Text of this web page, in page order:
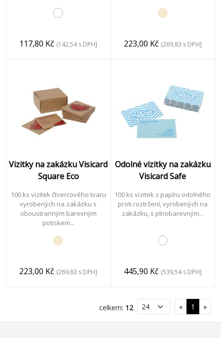
117,80 Kč (142,54 s DPH] 223,00 Kč (269,83 s DPH]
Vizitky na zakázku Visicard
Square Eco
100 ks vizitek čtvercového tvaru
vyrobených na zakázku s
oboustranným barevným
potiskem...
223,00 Kč (269,83 s DPH]
Odolné vizitky na zakázku
Visicard Safe
100 ks vizitek z papíru odolného
proti roztržení, vyrobených na
zakázku, s plnobarevným...
445,90 Kč (539,54 s DPH]
celkem: 12 « 1 »